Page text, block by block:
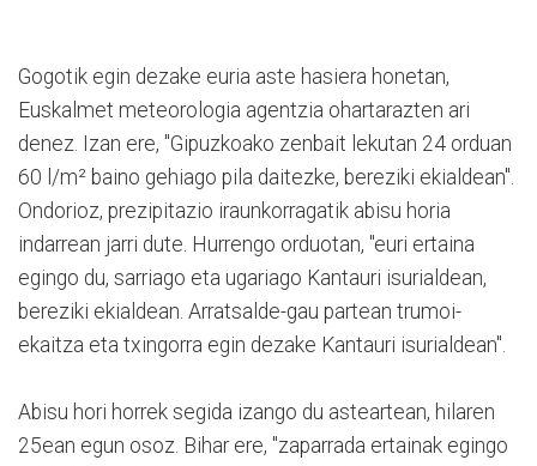
Gogotik egin dezake euria aste hasiera honetan,
Euskalmet meteorologia agentzia ohartarazten ari
denez. Izan ere, "Gipuzkoako zenbait lekutan 24 orduan
60 l/m² baino gehiago pila daitezke, bereziki ekialdean".
Ondorioz, prezipitazio iraunkorragatik abisu horia
indarrean jarri dute. Hurrengo orduotan, "euri ertaina
egingo du, sarriago eta ugariago Kantauri isurialdean,
bereziki ekialdean. Arratsalde-gau partean trumoi-
ekaitza eta txingorra egin dezake Kantauri isurialdean".
Abisu hori horrek segida izango du asteartean, hilaren
25ean egun osoz. Bihar ere, "zaparrada ertainak egingo